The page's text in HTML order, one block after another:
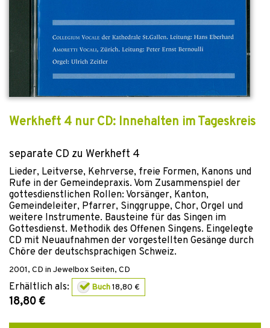
Werkheft 4 nur CD: Innehalten im Tageskreis
separate CD zu Werkheft 4
Lieder, Leitverse, Kehrverse, freie Formen, Kanons und
Rufe in der Gemeindepraxis. Vom Zusammenspiel der
gottesdienstlichen Rollen: Vorsänger, Kanton,
Gemeindeleiter, Pfarrer, Singgruppe, Chor, Orgel und
weitere Instrumente. Bausteine für das Singen im
Gottesdienst. Methodik des Offenen Singens. Eingelegte
CD mit Neuaufnahmen der vorgestellten Gesänge durch
Chöre der deutschsprachigen Schweiz.
2001, CD in JewelboxSeiten, CD
Erhältlich als: Buch18,80 €
18,80 €